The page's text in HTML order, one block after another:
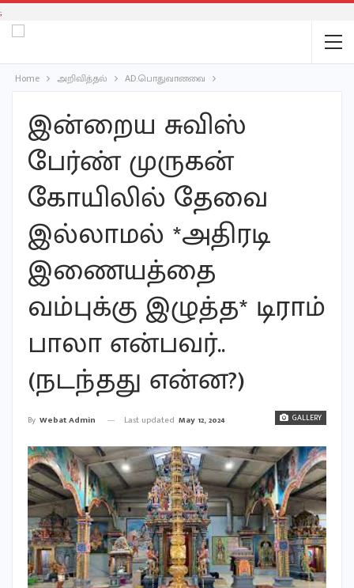
;
Home அறிவித்தல் AD.பொதுவானவை
இன்றைய சுவிஸ்
பேர்ண் முருகன்
கோயிலில் தேவை
இல்லாமல் *அதிரடி
இணையத்தை
வம்புக்கு இழுத்த* டிராம்
பாலா என்பவர்..
(நடந்தது என்ன?)
GALLERY
By Webat Admin Last updated May 12, 2024